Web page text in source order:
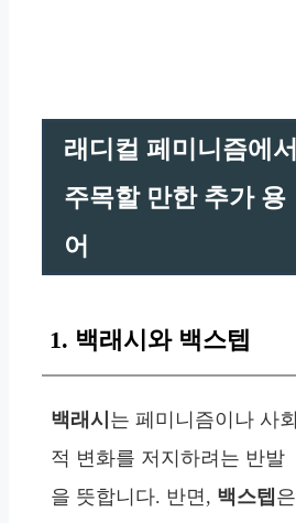
래디컬 페미니즘에서
주목할 만한 추가 용
어
1. 백래시와 백스텝
백래시 는 페미니즘이나 사회
적 변화를 저지하려는 반발
을 뜻합니다. 반면, 백스텝 은